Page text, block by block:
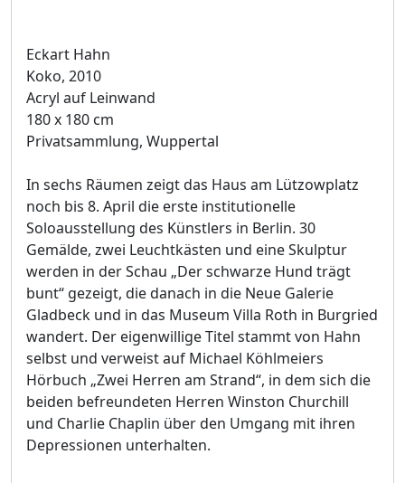
Eckart Hahn
Koko, 2010
Acryl auf Leinwand
180 x 180 cm
Privatsammlung, Wuppertal
In sechs Räumen zeigt das Haus am Lützowplatz
noch bis 8. April die erste institutionelle
Soloausstellung des Künstlers in Berlin. 30
Gemälde, zwei Leuchtkästen und eine Skulptur
werden in der Schau „Der schwarze Hund trägt
bunt“ gezeigt, die danach in die Neue Galerie
Gladbeck und in das Museum Villa Roth in Burgried
wandert. Der eigenwillige Titel stammt von Hahn
selbst und verweist auf Michael Köhlmeiers
Hörbuch „Zwei Herren am Strand“, in dem sich die
beiden befreundeten Herren Winston Churchill
und Charlie Chaplin über den Umgang mit ihren
Depressionen unterhalten.